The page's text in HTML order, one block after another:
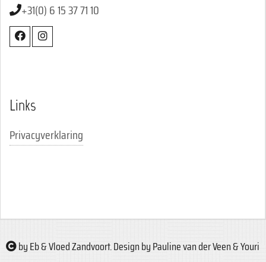
+31(0) 6 15 37 71 10
Links
Privacyverklaring
by Eb & Vloed Zandvoort. Design by Pauline van der Veen & Youri